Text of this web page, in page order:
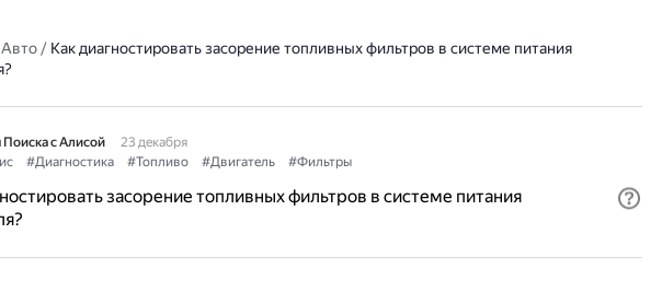
Авто/ Как диагностировать засорение топливных фильтров в системе питания
Поиска с Алисой
23 декабря
#Диагностика #Топливо #Двигатель #Фильтры
засорение топливных фильтров в системе питания